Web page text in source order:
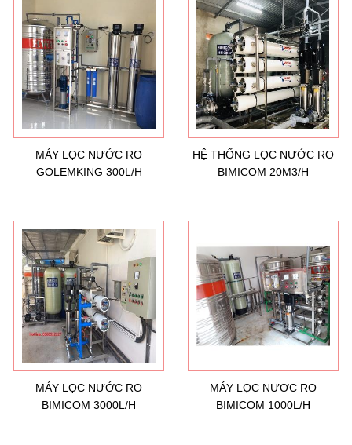
MÁY LỌC NƯỚC RO
GOLEMKING 300L/H
HỆ THỐNG LỌC NƯỚC RO
BIMICOM 20M3/H
MÁY LỌC NƯỚC RO
BIMICOM 3000L/H
MÁY LỌC NƯƠC RO
BIMICOM 1000L/H
Hướng dẫn lựa chọn máy lọc nước Gia ...
21/10/2021
Hướng dẫn lựa chọn máy lọc nước Gia ...
Ô nhiễm nguồn nước và vấn đề sức khỏe
16/10/2021